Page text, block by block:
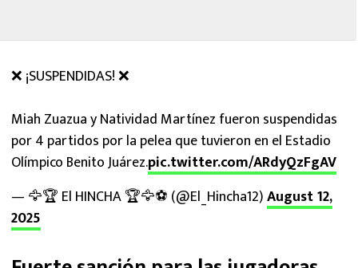
❌ ¡SUSPENDIDAS! ❌
Miah Zuazua y Natividad Martínez fueron suspendidas
por 4 partidos por la pelea que tuvieron en el Estadio
Olímpico Benito Juárez.pic.twitter.com/ARdyQzFgAV
— 🦅🏆 El HINCHA 🏆🦅⚽ (@El_Hincha12)August 12,
2025